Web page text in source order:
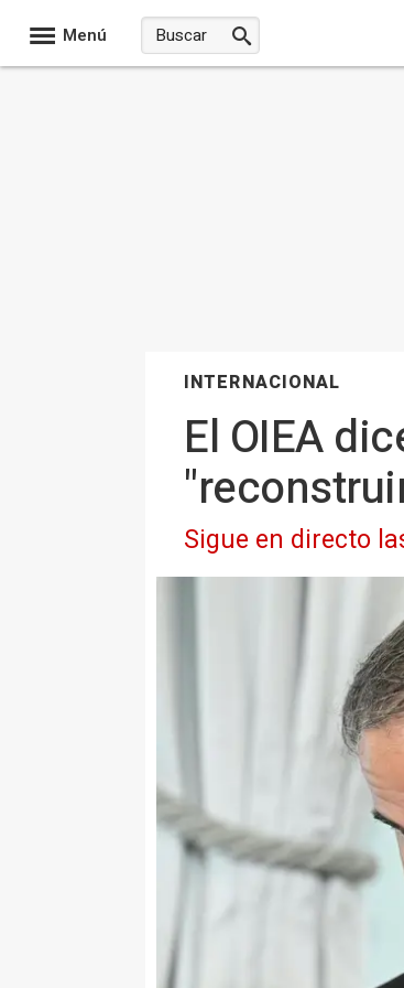
Menú
INTERNACIONAL
El OIEA
Sigue en directo